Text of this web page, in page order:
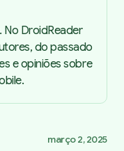
No DroidReader
do passado
e opiniões sobre
março 2, 2025